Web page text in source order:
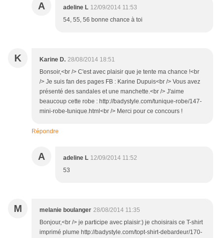
A adeline L 12/09/2014 11:53
54, 55, 56 bonne chance à toi
K Karine D. 28/08/2014 18:51
Bonsoir,<br /> C'est avec plaisir que je tente ma chance !<br
/> Je suis fan des pages FB : Karine Dupuis<br /> Vous avez
présenté des sandales et une manchette.<br /> J'aime
beaucoup cette robe : http://badystyle.com/tunique-robe/147-
mini-robe-tunique.html<br /> Merci pour ce concours !
Répondre
A adeline L 12/09/2014 11:52
53
M melanie boulanger 28/08/2014 11:35
Bonjour,<br /> je participe avec plaisir:) je choisirais ce T-shirt
imprimé plume http://badystyle.com/topt-shirt-debardeur/170-